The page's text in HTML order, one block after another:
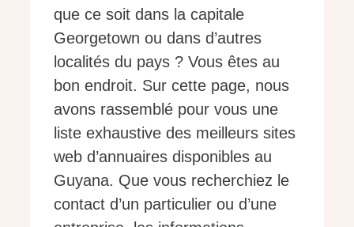
que ce soit dans la capitale
Georgetown ou dans d’autres
localités du pays ? Vous êtes au
bon endroit. Sur cette page, nous
avons rassemblé pour vous une
liste exhaustive des meilleurs sites
web d’annuaires disponibles au
Guyana. Que vous recherchiez le
contact d’un particulier ou d’une